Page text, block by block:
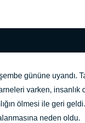
gününe uyandı.
varken, insanlık
ölmesi ile geri
neden oldu.